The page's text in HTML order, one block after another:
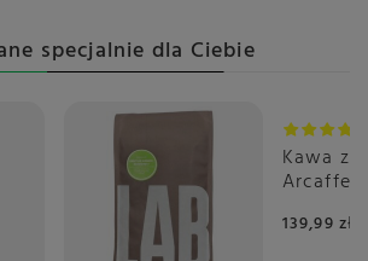
LA BRASILIANA
8000389410003
Kawa ziarnista
Do ekspresu
automatycznego
specjalnie dla Ciebie
Kawa
Arcaffe
139,99 zł